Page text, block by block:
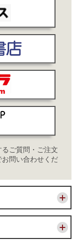
ご質問・ご注文
問い合わせくだ